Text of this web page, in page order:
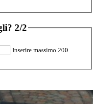
2/2
Inserire massimo 200